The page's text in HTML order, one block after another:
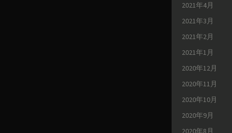
2021年4月
2021年3月
2021年2月
2021年1月
2020年12月
2020年11月
2020年10月
2020年9月
2020年8月